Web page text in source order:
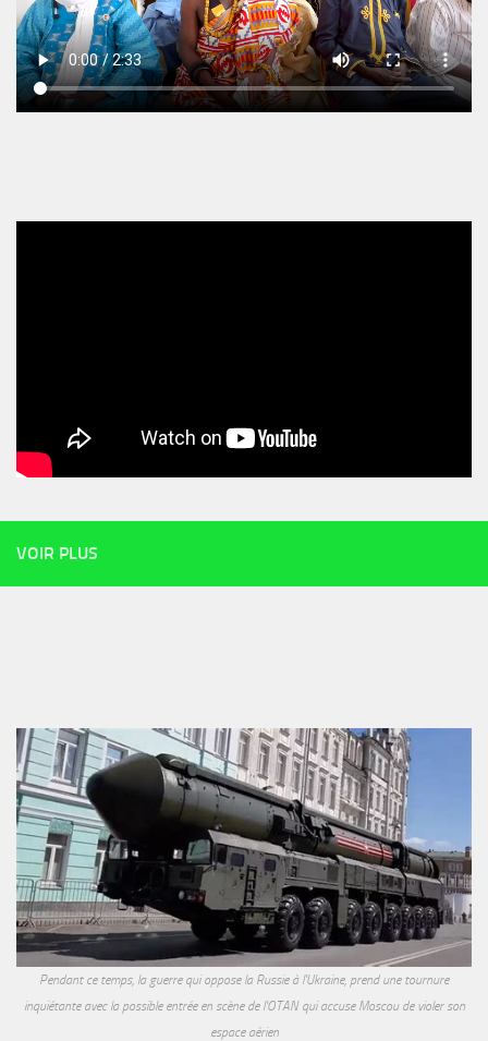
VOIR PLUS
Pendant ce temps, la guerre qui oppose la Russie à l'Ukraine, prend une tournure
inquiétante avec la possible entrée en scène de l'OTAN qui accuse Moscou de violer son
espace aérien